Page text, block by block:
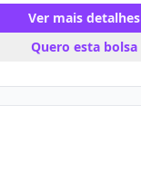
Ver mais detalhes
Quero esta bolsa